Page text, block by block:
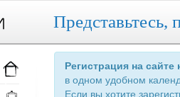
Представьтесь,
Регистрация на
в одном удобном
Если вы хотите